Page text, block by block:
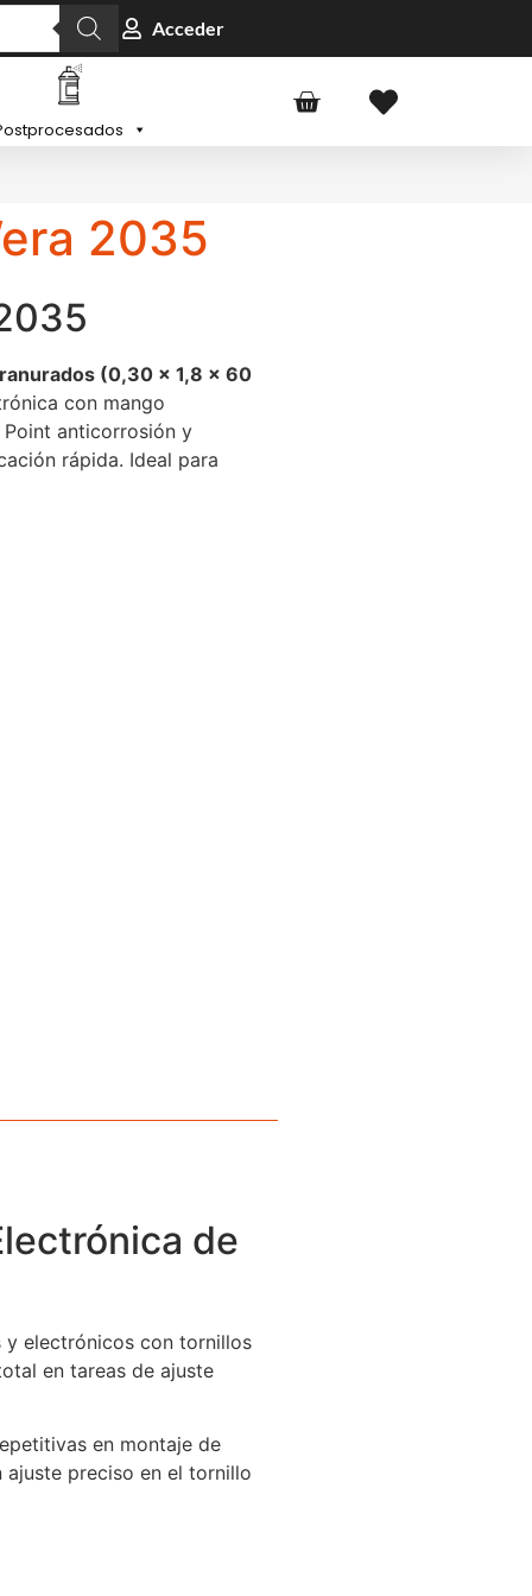
Acceder
2035
(0,30 x 1,8 x 60
con mango
anticorrosión y
rápida. Ideal para
de
y electrónicos con tornillos
en tareas de ajuste
en montaje de
preciso en el tornillo